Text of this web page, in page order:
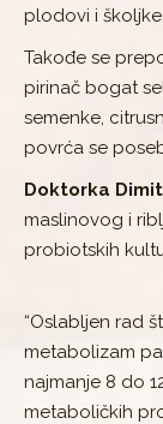
plodovi i školjke.
Takođe se
pirinač bogat
semenke,
povrća se
Doktorka
maslinovog i
probiotskih
“Oslabljen rad
metabolizam
najmanje 8 do
metaboličkih